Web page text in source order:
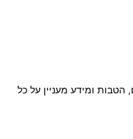
הטבות ומידע מעניין על כל